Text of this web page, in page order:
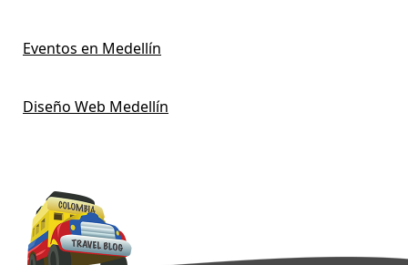
Eventos en Medellín
Diseño Web Medellín